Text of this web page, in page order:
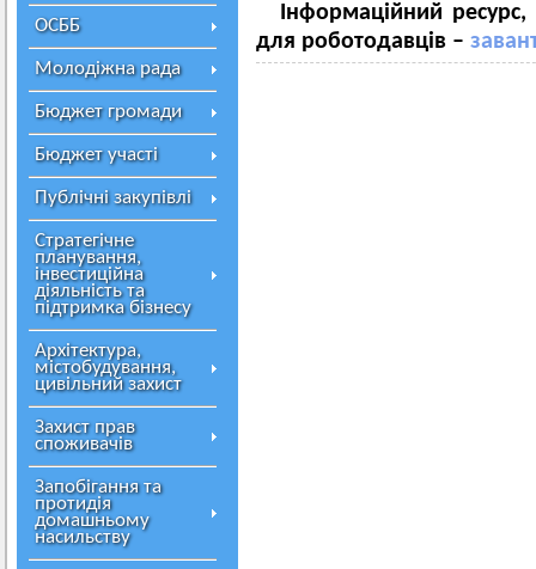
ОСББ
Молодіжна рада
Бюджет громади
Бюджет участі
Публічні закупівлі
Стратегічне
планування,
інвестиційна
діяльність та
підтримка бізнесу
Архітектура,
містобудування,
цивільний захист
Захист прав
споживачів
Запобігання та
протидія
домашньому
насильству
Інформаційний
для роботодавців –